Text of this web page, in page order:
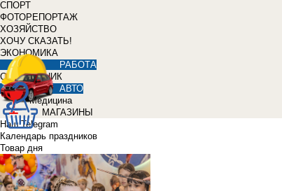
СПОРТ
ФОТОРЕПОРТАЖ
ХОЗЯЙСТВО
ХОЧУ СКАЗАТЬ!
ЭКОНОМИКА
РАБОТА
СПРАВОЧНИК
АВТО
Медицина
МАГАЗИНЫ
Наш Telegram
Календарь праздников
Товар дня